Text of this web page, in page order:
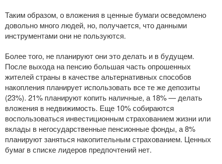
Таким образом, о вложения в ценные бумаги осведомлено
довольно много людей, но, получается, что данными
инструментами они не пользуются.
Более того, не планируют они это делать и в будущем.
После выхода на пенсию большая часть опрошенных
жителей страны в качестве альтернативных способов
накопления планирует использовать все те же депозиты
(23%). 21% планируют копить наличные, а 18% — делать
вложения в недвижимость. Еще 10% собираются
воспользоваться инвестиционным страхованием жизни или
вклады в негосударственные пенсионные фонды, а 8%
планируют заняться накопительным страхованием. Ценных
бумаг в списке лидеров предпочтений нет.